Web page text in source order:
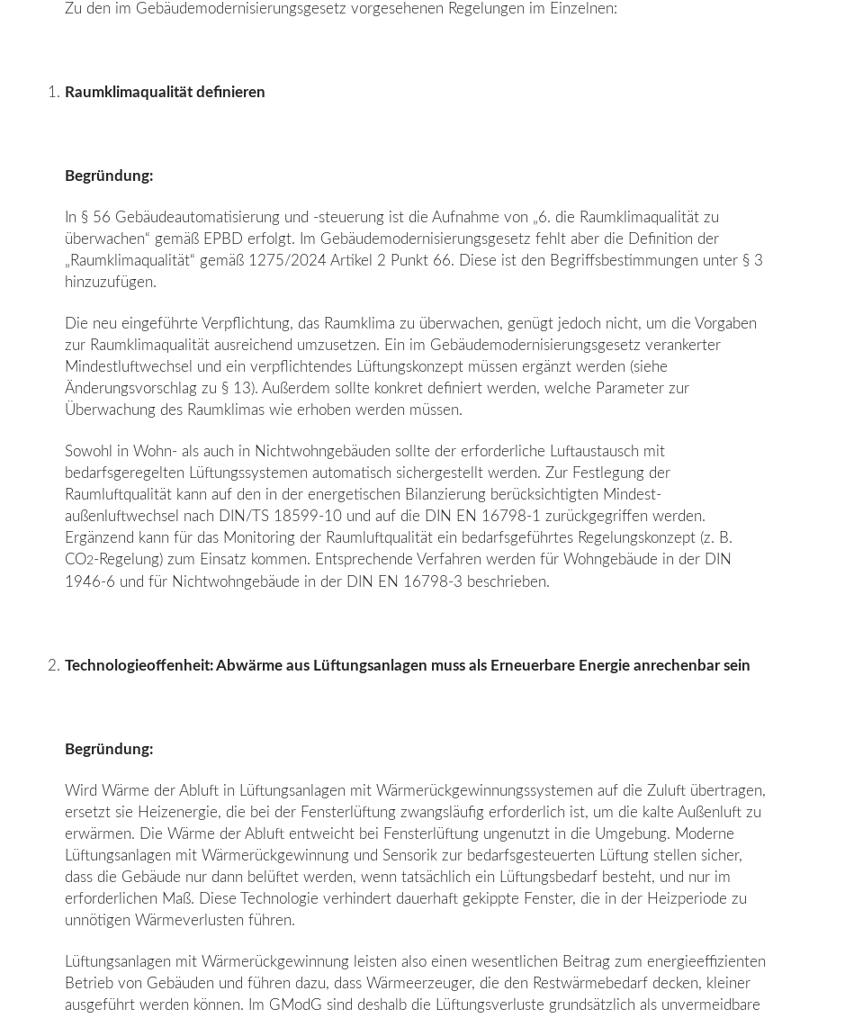
Zu den im Gebäudemodernisierungsgesetz vorgesehenen Regelungen im Einzelnen:
Raumklimaqualität definieren
Begründung:
In § 56 Gebäudeautomatisierung und -steuerung ist die Aufnahme von „6. die Raumklima­qualität zu
überwachen“ gemäß EPBD erfolgt. Im Gebäudemodernisierungsgesetz fehlt aber die Definition der
„Raumklimaqualität“ gemäß 1275/2024 Artikel 2 Punkt 66. Diese ist den Be­griffsbestimmungen unter § 3
hinzuzufügen.
Die neu eingeführte Verpflichtung, das Raumklima zu überwachen, genügt jedoch nicht, um die Vorgaben
zur Raumklimaqualität ausreichend umzusetzen. Ein im Gebäudemodernisie­rungsgesetz verankerter
Mindestluftwechsel und ein verpflichtendes Lüftungskonzept müssen ergänzt werden (siehe
Änderungsvorschlag zu § 13). Außerdem sollte konkret definiert wer­den, welche Parameter zur
Überwachung des Raumklimas wie erhoben werden müssen.
Sowohl in Wohn- als auch in Nichtwohngebäuden sollte der erforderliche Luftaustausch mit
bedarfsgeregelten Lüftungssystemen automatisch sichergestellt werden. Zur Festlegung der
Raumluftqualität kann auf den in der energetischen Bilanzierung berücksichtigten Mindest­
außenluftwechsel nach DIN/TS 18599-10 und auf die DIN EN 16798-1 zurückgegriffen wer­den.
Ergänzend kann für das Monitoring der Raumluftqualität ein bedarfsgeführtes Regelungs­konzept (z. B.
CO2-Regelung) zum Einsatz kommen. Entsprechende Verfahren werden für Wohngebäude in der DIN
1946-6 und für Nichtwohngebäude in der DIN EN 16798-3 beschrie­ben.
Technologieoffenheit: Abwärme aus Lüftungsanlagen muss als Erneuerbare Ener­gie anrechenbar sein
Begründung:
Wird Wärme der Abluft in Lüftungsanlagen mit Wärmerückgewinnungssystemen auf die Zuluft übertragen,
ersetzt sie Heizenergie, die bei der Fensterlüftung zwangsläufig erforderlich ist, um die kalte Außenluft zu
erwärmen. Die Wärme der Abluft entweicht bei Fensterlüftung un­genutzt in die Umgebung. Moderne
Lüftungsanlagen mit Wärmerückgewinnung und Sensorik zur bedarfsgesteuerten Lüftung stellen sicher,
dass die Gebäude nur dann belüftet werden, wenn tatsächlich ein Lüftungsbedarf besteht, und nur im
erforderlichen Maß. Diese Technolo­gie verhindert dauerhaft gekippte Fenster, die in der Heizperiode zu
unnötigen Wärmeverlus­ten führen.
Lüftungsanlagen mit Wärmerückgewinnung leisten also einen wesentlichen Beitrag zum ener­gieeffizienten
Betrieb von Gebäuden und führen dazu, dass Wärmeerzeuger, die den Rest­wärmebedarf decken, kleiner
ausgeführt werden können. Im GModG sind deshalb die Lüf­tungsverluste grundsätzlich als unvermeidbare